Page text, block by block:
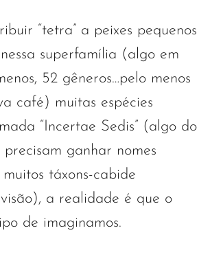
“tetra” a peixes pequenos
superfamília (algo em
52 gêneros…pelo menos
café) muitas espécies
“Incertae Sedis” (algo do
precisam ganhar nomes
táxons-cabide
a realidade é que o
de imaginamos.